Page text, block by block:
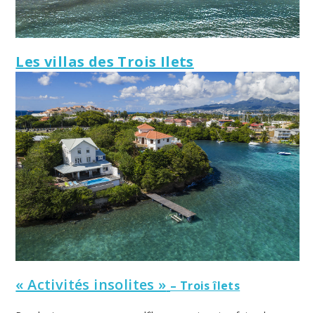
Les villas des Trois Ilets
« Activités insolites » – Trois îlets